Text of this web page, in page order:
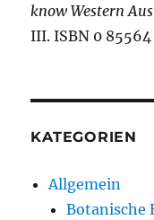
know Western
III. ISBN 0 85564
KATEGORIEN
Allgemein
Botanische